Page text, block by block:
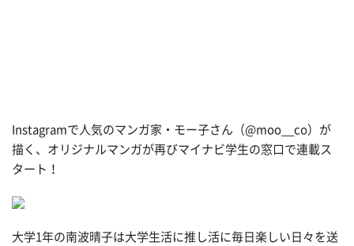
Instagramで人気のマンガ家・モー子さん（@moo__co）が
描く、オリジナルマンガが再びマイナビ学生の窓口で連載ス
タート！
大学1年の南波晴子は大学生活に推し活に毎日楽しい日々を送